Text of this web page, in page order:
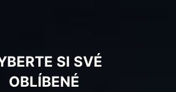
SI SVÉ
OBLÍBENÉ